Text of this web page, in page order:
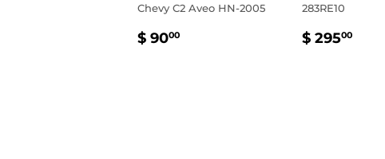
Chevy C2 Aveo HN-2005
PRECIO
$ 9000
283RE10
PRECIO
$ 29500